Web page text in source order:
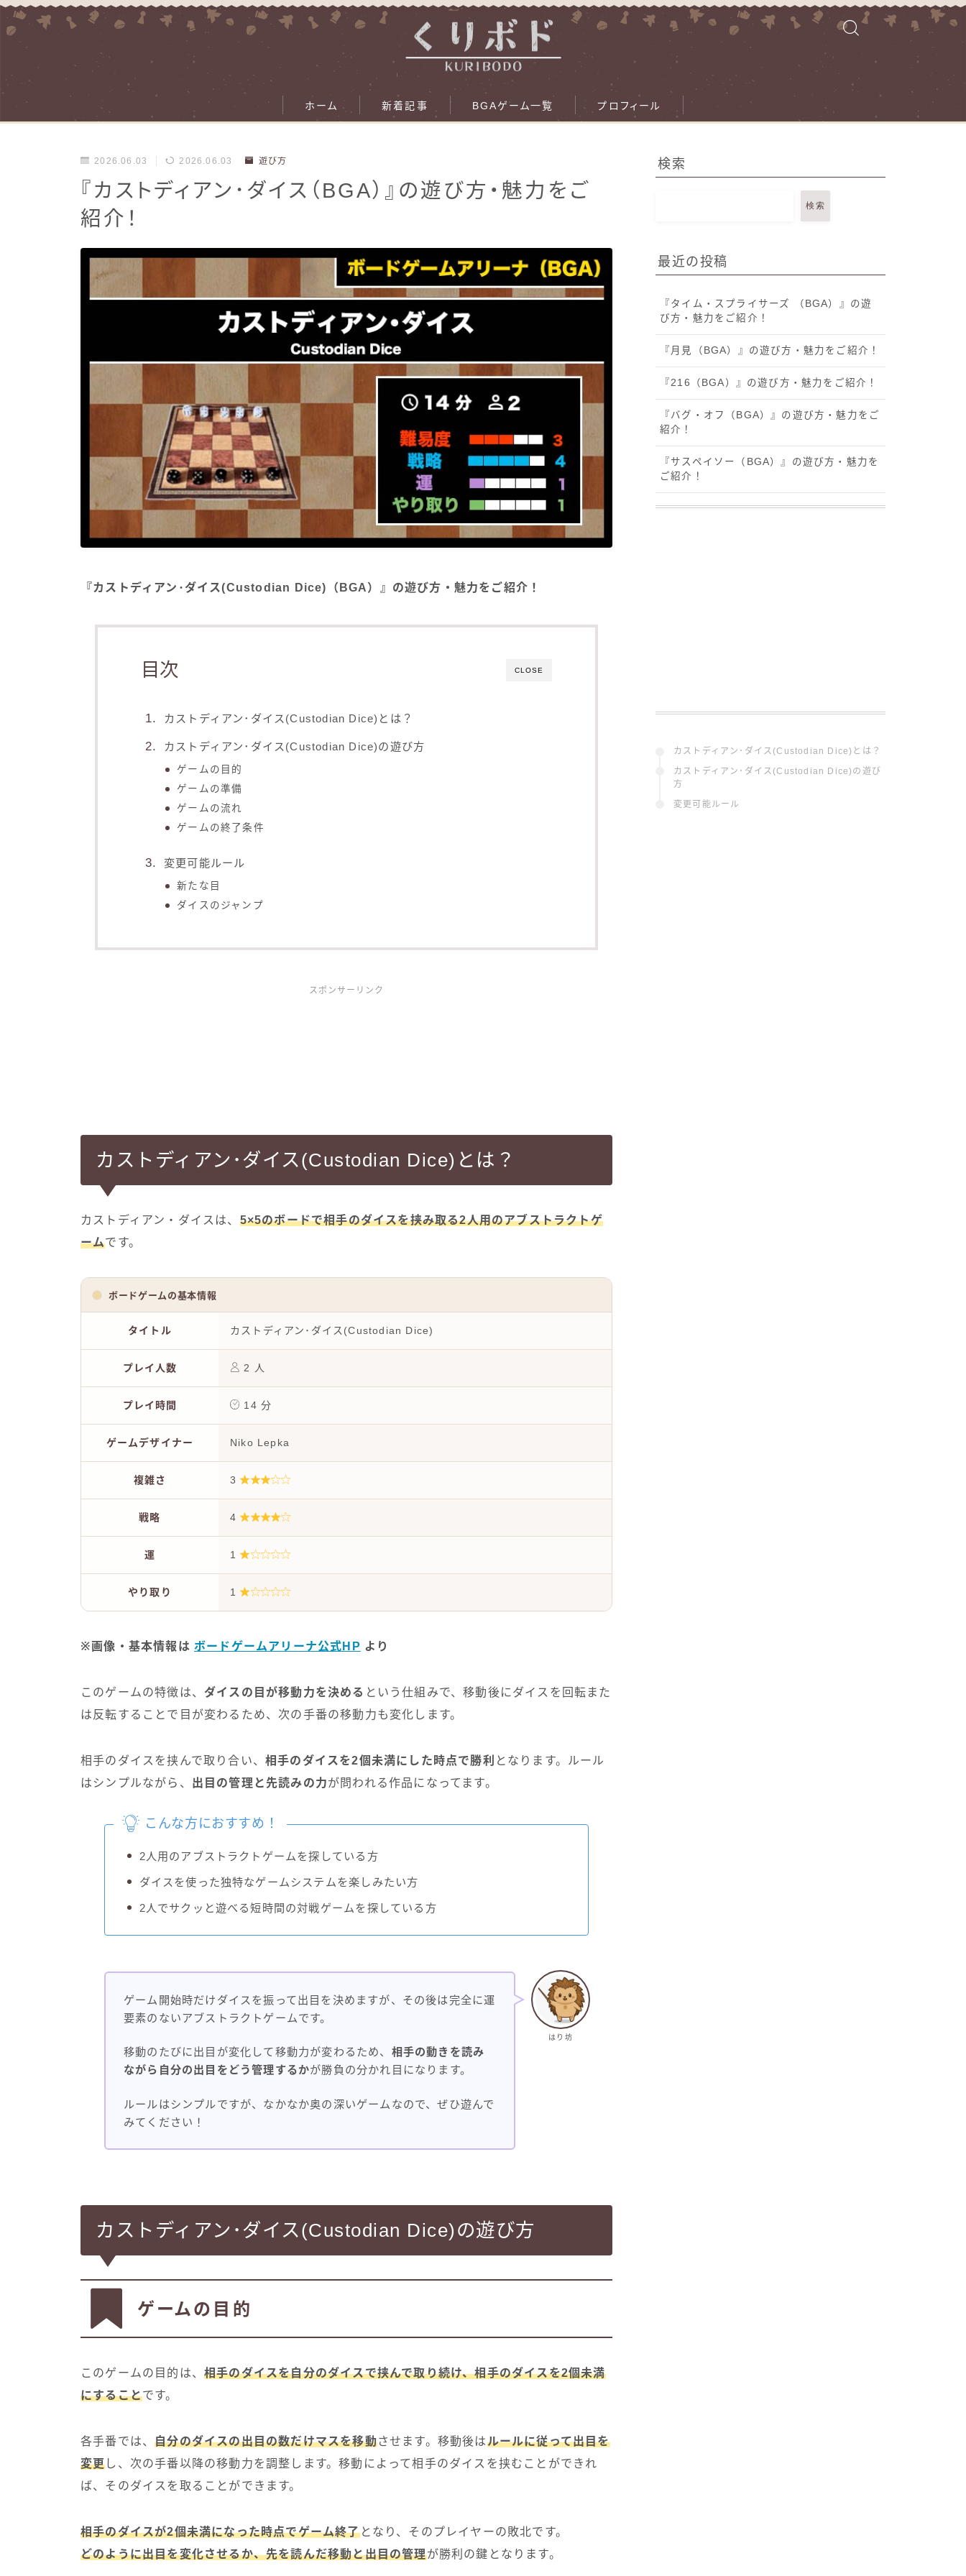
ホーム 新着記事 BGAゲーム一覧 プロフィール
2026.06.03 2026.06.03 遊び方
『カストディアン･ダイス（BGA）』の遊び方・魅力をご
紹介！
『カストディアン･ダイス(Custodian Dice)（BGA）』の遊び方・魅力をご紹介！
CLOSE
目次
カストディアン･ダイス(Custodian Dice)とは？
カストディアン･ダイス(Custodian Dice)の遊び方
ゲームの目的
ゲームの準備
ゲームの流れ
ゲームの終了条件
変更可能ルール
新たな目
ダイスのジャンプ
スポンサーリンク
カストディアン･ダイス(Custodian Dice)とは？
カストディアン・ダイスは、 5×5のボードで相手のダイスを挟み取る2人用のアブストラクトゲ
ームです。
ボードゲームの基本情報
タイトル カストディアン･ダイス(Custodian Dice)
プレイ人数 2 人
プレイ時間 14 分
ゲームデザイナー Niko Lepka
複雑さ 3
戦略 4
運 1
やり取り 1
※画像・基本情報は ボードゲームアリーナ公式HP より
このゲームの特徴は、 ダイスの目が移動力を決める という仕組みで、移動後にダイスを回転また
は反転することで目が変わるため、次の手番の移動力も変化します。
相手のダイスを挟んで取り合い、 相手のダイスを2個未満にした時点で勝利 となります。ルール
はシンプルながら、 出目の管理と先読みの力が問われる作品になってます。
こんな方におすすめ！
2人用のアブストラクトゲームを探している方
ダイスを使った独特なゲームシステムを楽しみたい方
2人でサクッと遊べる短時間の対戦ゲームを探している方
はり坊
ゲーム開始時だけダイスを振って出目を決めますが、その後は完全に運
要素のないアブストラクトゲームです。
移動のたびに出目が変化して移動力が変わるため、 相手の動きを読み
ながら自分の出目をどう管理するかが勝負の分かれ目になります。
ルールはシンプルですが、なかなか奥の深いゲームなので、ぜひ遊んで
みてください！
カストディアン･ダイス(Custodian Dice)の遊び方
ゲームの目的
このゲームの目的は、 相手のダイスを自分のダイスで挟んで取り続け、相手のダイスを2個未満
にすることです。
各手番では、自分のダイスの出目の数だけマスを移動させます。移動後はルールに従って出目を
変更し、次の手番以降の移動力を調整します。移動によって相手のダイスを挟むことができれ
ば、そのダイスを取ることができます。
相手のダイスが2個未満になった時点でゲーム終了となり、そのプレイヤーの敗北です。
どのように出目を変化させるか、先を読んだ移動と出目の管理が勝利の鍵となります。
検索
検索
最近の投稿
『タイム・スプライサーズ （BGA）』の遊
び方・魅力をご紹介！
『月見（BGA）』の遊び方・魅力をご紹介！
『216（BGA）』の遊び方・魅力をご紹介！
『バグ・オフ（BGA）』の遊び方・魅力をご
紹介！
『サスペイソー（BGA）』の遊び方・魅力を
ご紹介！
カストディアン･ダイス(Custodian Dice)とは？
カストディアン･ダイス(Custodian Dice)の遊び
方
変更可能ルール